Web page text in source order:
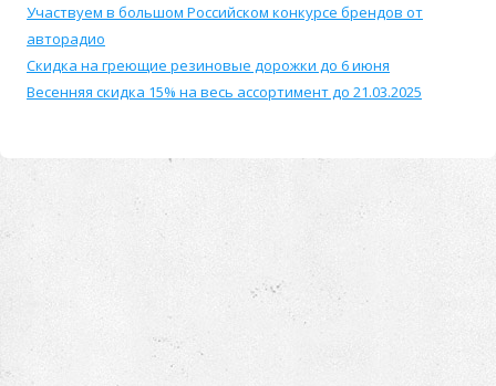
Участвуем в большом Российском конкурсе брендов от
авторадио
Скидка на греющие резиновые дорожки до 6 июня
Весенняя скидка 15% на весь ассортимент до 21.03.2025